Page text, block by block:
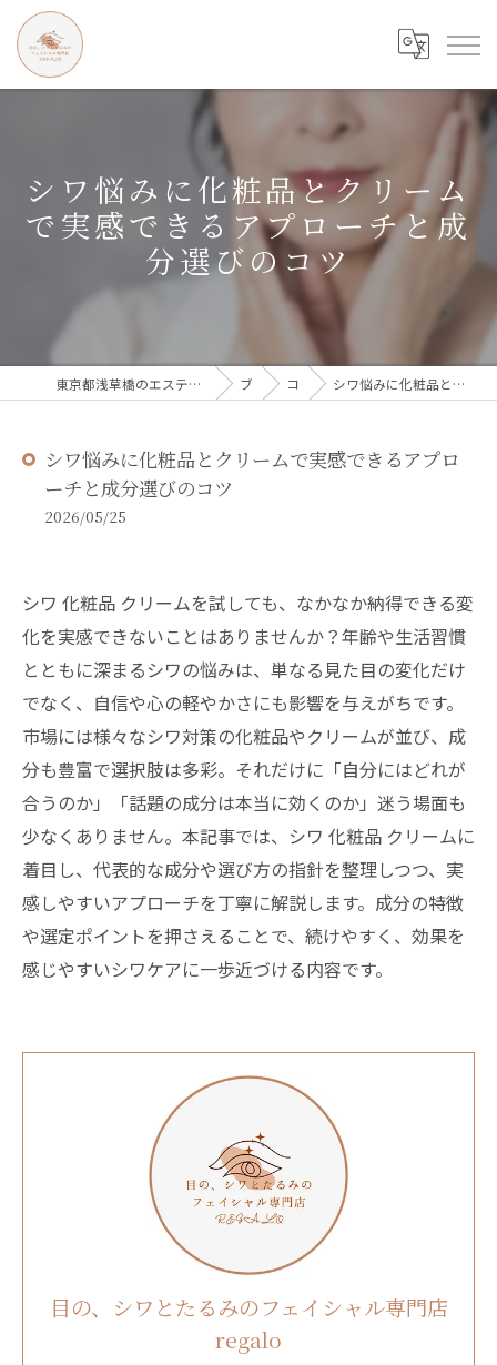
シワ悩みに化粧品とクリーム
で実感できるアプローチと成
分選びのコツ
東京都浅草橋のエステなら目の、シワとたるみのフェイシャル専門店 regalo ブログ コラム シワ悩みに化粧品とクリームで実感できるアプローチと成分選びのコツ
シワ悩みに化粧品とクリームで実感できるアプロ
ーチと成分選びのコツ
2026/05/25
シワ 化粧品 クリームを試しても、なかなか納得できる変
化を実感できないことはありませんか？年齢や生活習慣
とともに深まるシワの悩みは、単なる見た目の変化だけ
でなく、自信や心の軽やかさにも影響を与えがちです。
市場には様々なシワ対策の化粧品やクリームが並び、成
分も豊富で選択肢は多彩。それだけに「自分にはどれが
合うのか」「話題の成分は本当に効くのか」迷う場面も
少なくありません。本記事では、シワ 化粧品 クリームに
着目し、代表的な成分や選び方の指針を整理しつつ、実
感しやすいアプローチを丁寧に解説します。成分の特徴
や選定ポイントを押さえることで、続けやすく、効果を
感じやすいシワケアに一歩近づける内容です。
目の、シワとたるみのフェイシャル専門店
regalo